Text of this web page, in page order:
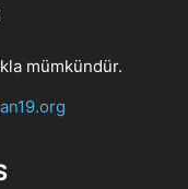
mümkündür.